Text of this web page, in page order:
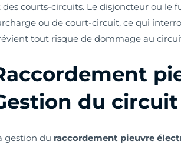
des courts-circuits. Le disjoncteur ou le
ou de court-circuit, ce qui
tout risque de dommage au
du
gestion du raccordement pieuvre